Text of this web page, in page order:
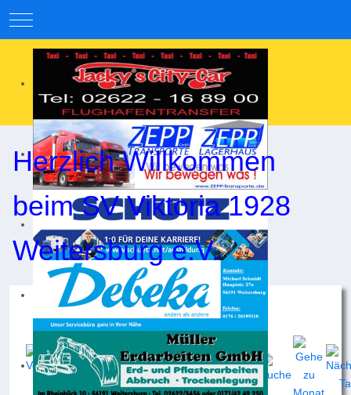
Mobile Menu Toggle
Herzlich Willkommen
beim SV Viktoria 1928
Weitersburg e.V.